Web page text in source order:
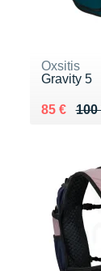
Oxsitis
Gravity 5
100
Au lieu de
85 €
Vendu 85